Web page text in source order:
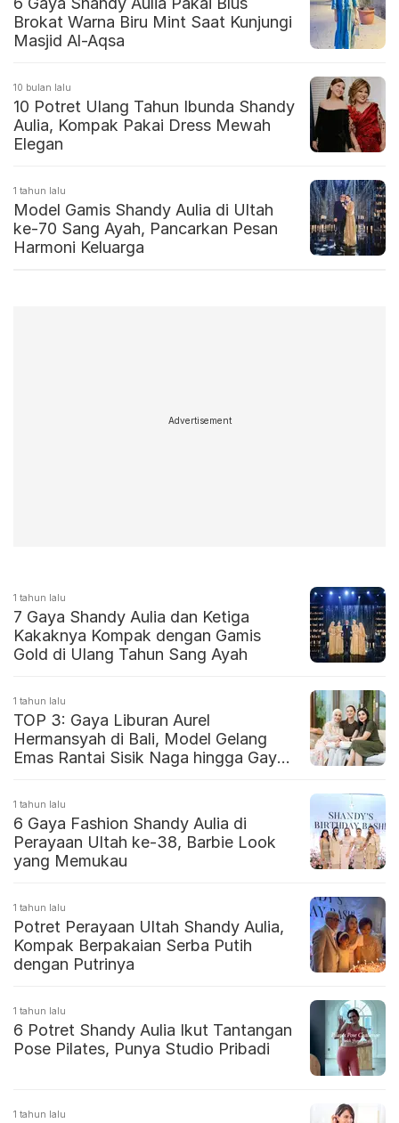
Brokat Warna Biru Mint Saat Kunjungi
Masjid Al-Aqsa
10 bulan lalu
10 Potret Ulang Tahun Ibunda Shandy
Aulia, Kompak Pakai Dress Mewah
Elegan
1 tahun lalu
Model Gamis Shandy Aulia di Ultah
ke-70 Sang Ayah, Pancarkan Pesan
Harmoni Keluarga
Advertisement
1 tahun lalu
7 Gaya Shandy Aulia dan Ketiga
Kakaknya Kompak dengan Gamis
Gold di Ulang Tahun Sang Ayah
1 tahun lalu
TOP 3: Gaya Liburan Aurel
Hermansyah di Bali, Model Gelang
Emas Rantai Sisik Naga hingga Gaya
1 tahun lalu
6 Gaya Fashion Shandy Aulia di
Perayaan Ultah ke-38, Barbie Look
yang Memukau
1 tahun lalu
Potret Perayaan Ultah Shandy Aulia,
Kompak Berpakaian Serba Putih
dengan Putrinya
1 tahun lalu
6 Potret Shandy Aulia Ikut Tantangan
Pose Pilates, Punya Studio Pribadi
1 tahun lalu